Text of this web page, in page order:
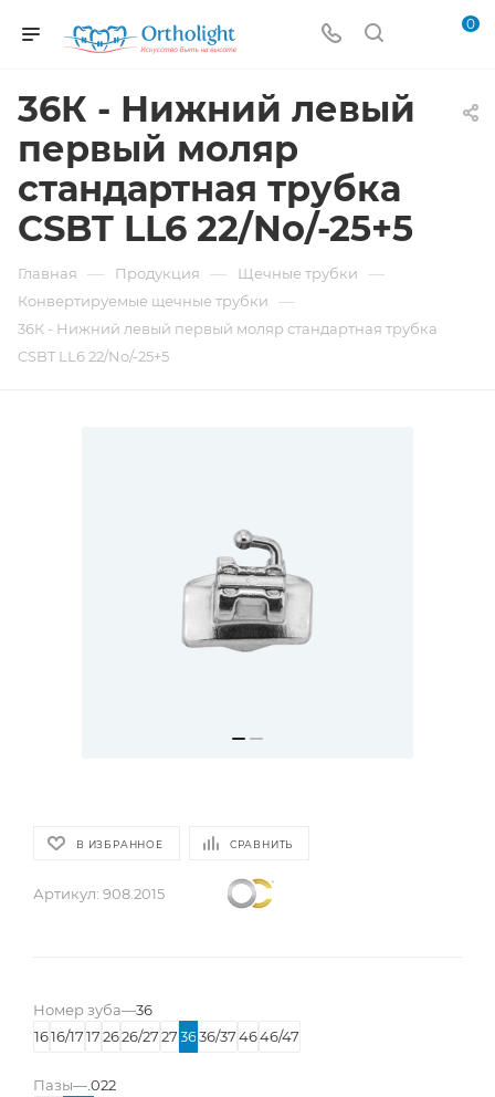
0
36К - Нижний левый
первый моляр
стандартная трубка
CSBT LL6 22/No/-25+5
Главная — Продукция — Щечные трубки —
Конвертируемые щечные трубки —
36К - Нижний левый первый моляр стандартная трубка
CSBT LL6 22/No/-25+5
В ИЗБРАННОЕ СРАВНИТЬ
Артикул: 908.2015
Номер зуба—36
1616/17172626/2727 3636/374646/47
Пазы—.022